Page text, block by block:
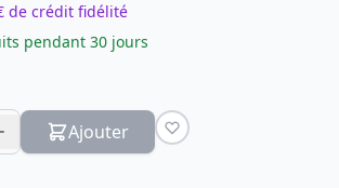
de crédit fidélité
pendant 30 jours
Ajouter